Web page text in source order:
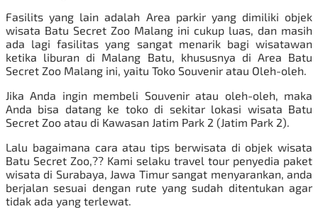
Fasilits yang lain adalah Area parkir yang dimiliki objek
wisata Batu Secret Zoo Malang ini cukup luas, dan masih
ada lagi fasilitas yang sangat menarik bagi wisatawan
ketika liburan di Malang Batu, khususnya di Area Batu
Secret Zoo Malang ini, yaitu Toko Souvenir atau Oleh-oleh.
Jika Anda ingin membeli Souvenir atau oleh-oleh, maka
Anda bisa datang ke toko di sekitar lokasi wisata Batu
Secret Zoo atau di Kawasan Jatim Park 2 (Jatim Park 2).
Lalu bagaimana cara atau tips berwisata di objek wisata
Batu Secret Zoo,?? Kami selaku travel tour penyedia paket
wisata di Surabaya, Jawa Timur sangat menyarankan, anda
berjalan sesuai dengan rute yang sudah ditentukan agar
tidak ada yang terlewat.